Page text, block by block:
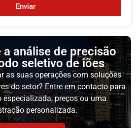
Enviar
a análise de precisão
seletivo de iões
as suas operações com soluções
do setor? Entre em contacto para
especializada, preços ou uma
personalizada.